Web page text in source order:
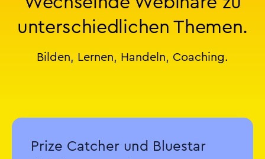
unterschiedlichen Themen.
Bilden, Lernen, Handeln, Coaching.
Prize Catcher und Bluestar